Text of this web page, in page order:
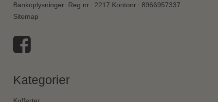
Bankoplysninger: Reg.nr.: 2217 Kontonr.: 8966957337
Sitemap
Kategorier